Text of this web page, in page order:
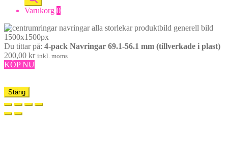
Varukorg 0
Du tittar på: 4-pack Navringar 69.1-56.1 mm (tillverkade i plast)
200,00 kr inkl. moms
KÖP NU
Stäng